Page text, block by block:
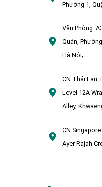
Phường 1,
Văn Phòng:
Quán,
Hà Nội;
CN Thái Lan:
Level 12A
Alley,
CN Singapore:
Ayer Rajah